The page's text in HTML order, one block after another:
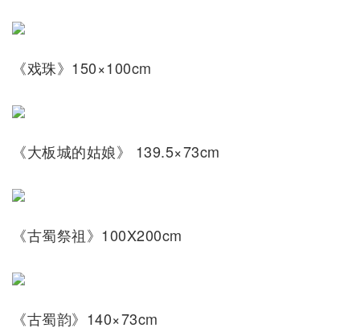
《戏珠》150×100cm
《大板城的姑娘》 139.5×73cm
《古蜀祭祖》100X200cm
《古蜀韵》140×73cm